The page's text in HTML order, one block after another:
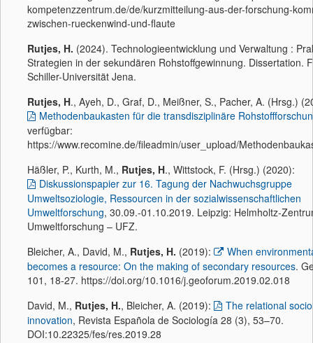
kompetenzzentrum.de/de/kurzmitteilung-aus-der-forschung-
zwischen-rueckenwind-und-flaute
Rutjes, H. (2024). Technologieentwicklung und Verwaltung :
Strategien in der sekundären Rohstoffgewinnung. Dissertation.
Schiller-Universität Jena.
Rutjes, H., Ayeh, D., Graf, D., Meißner, S., Pacher, A. (Hrsg.)
Methodenbaukasten für die transdisziplinäre
verfügbar:
https://www.recomine.de/fileadmin/user_upload/
Häßler, P., Kurth, M., Rutjes, H., Wittstock, F. (Hrsg.) (2020):
Diskussionspapier zur 16. Tagung der Nachwuchsgruppe
Umweltsoziologie, Ressourcen in der sozialwissenschaftlichen
Umweltforschung, 30.09.-01.10.2019. Leipzig: Helmholtz-
Umweltforschung – UFZ.
Bleicher, A., David, M., Rutjes, H. (2019):
When
becomes a resource: On the making of secondary resources.
101, 18-27. https://doi.org/10.1016/j.geoforum.2019.02.018
David, M., Rutjes, H., Bleicher, A. (2019):
The relational
innovation, Revista Española de Sociología 28 (3), 53–70.
DOI:10.22325/fes/res.2019.28